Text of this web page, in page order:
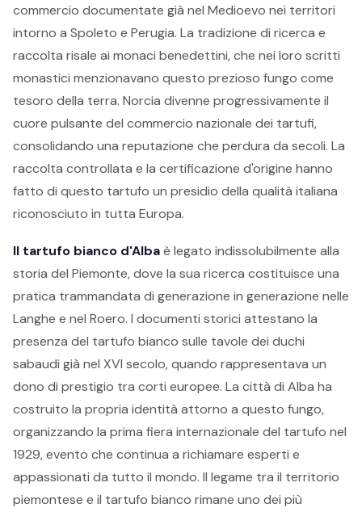
commercio documentate già nel Medioevo nei territori
intorno a Spoleto e Perugia. La tradizione di ricerca e
raccolta risale ai monaci benedettini, che nei loro scritti
monastici menzionavano questo prezioso fungo come
tesoro della terra. Norcia divenne progressivamente il
cuore pulsante del commercio nazionale dei tartufi,
consolidando una reputazione che perdura da secoli. La
raccolta controllata e la certificazione d'origine hanno
fatto di questo tartufo un presidio della qualità italiana
riconosciuto in tutta Europa.
Il tartufo bianco d'Albaè legato indissolubilmente alla
storia del Piemonte, dove la sua ricerca costituisce una
pratica trammandata di generazione in generazione nelle
Langhe e nel Roero. I documenti storici attestano la
presenza del tartufo bianco sulle tavole dei duchi
sabaudi già nel XVI secolo, quando rappresentava un
dono di prestigio tra corti europee. La città di Alba ha
costruito la propria identità attorno a questo fungo,
organizzando la prima fiera internazionale del tartufo nel
1929, evento che continua a richiamare esperti e
appassionati da tutto il mondo. Il legame tra il territorio
piemontese e il tartufo bianco rimane uno dei più